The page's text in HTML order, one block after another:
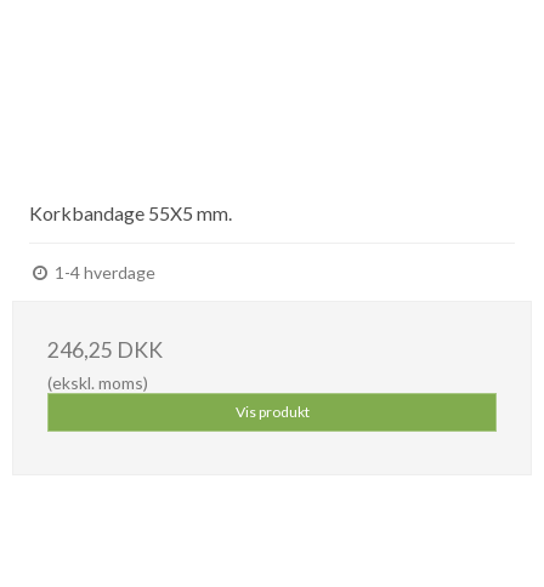
Korkbandage 55X5 mm.
1-4 hverdage
246,25 DKK
(ekskl. moms)
Vis produkt